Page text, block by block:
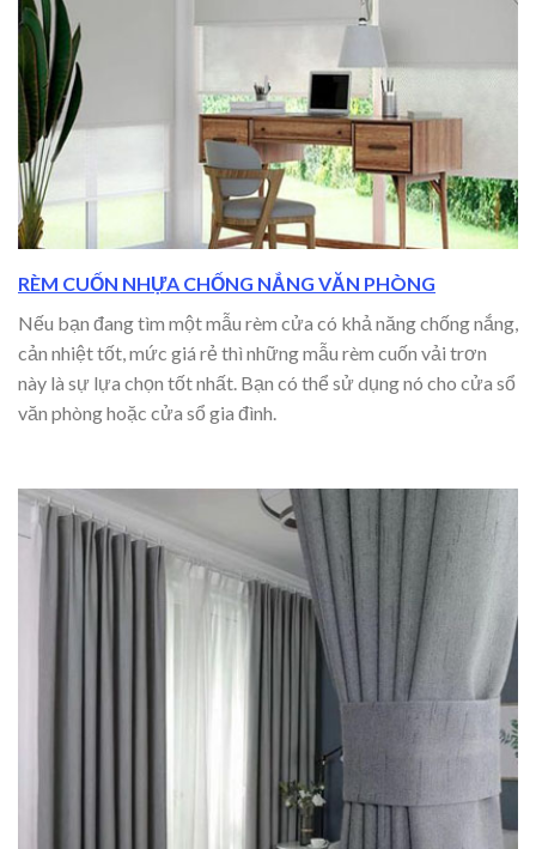
RÈM CUỐN NHỰA CHỐNG NẮNG VĂN PHÒNG
Nếu bạn đang tìm một mẫu rèm cửa có khả năng chống nắng,
cản nhiệt tốt, mức giá rẻ thì những mẫu rèm cuốn vải trơn
này là sự lựa chọn tốt nhất. Bạn có thể sử dụng nó cho cửa sổ
văn phòng hoặc cửa sổ gia đình.